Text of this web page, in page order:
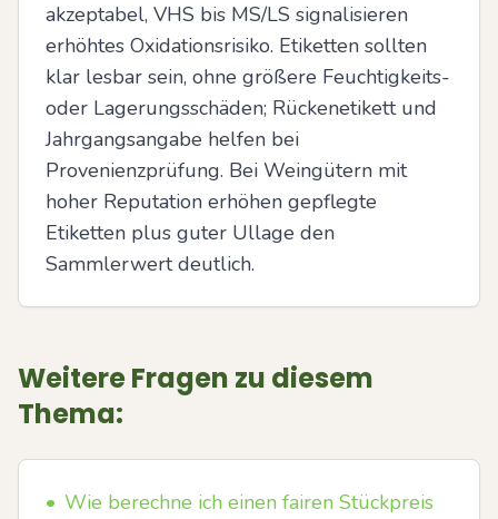
akzeptabel, VHS bis MS/LS signalisieren
erhöhtes Oxidationsrisiko. Etiketten sollten
klar lesbar sein, ohne größere Feuchtigkeits-
oder Lagerungsschäden; Rückenetikett und
Jahrgangsangabe helfen bei
Provenienzprüfung. Bei Weingütern mit
hoher Reputation erhöhen gepflegte
Etiketten plus guter Ullage den
Sammlerwert deutlich.
Weitere Fragen zu diesem
Thema:
• Wie berechne ich einen fairen Stückpreis